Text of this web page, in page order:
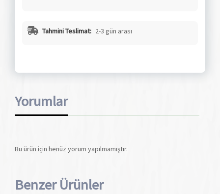
Tahmini Teslimat: 2-3 gün arası
Yorumlar
Bu ürün için henüz yorum yapılmamıştır.
Benzer Ürünler